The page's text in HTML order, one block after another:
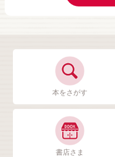
本をさがす
書店さま